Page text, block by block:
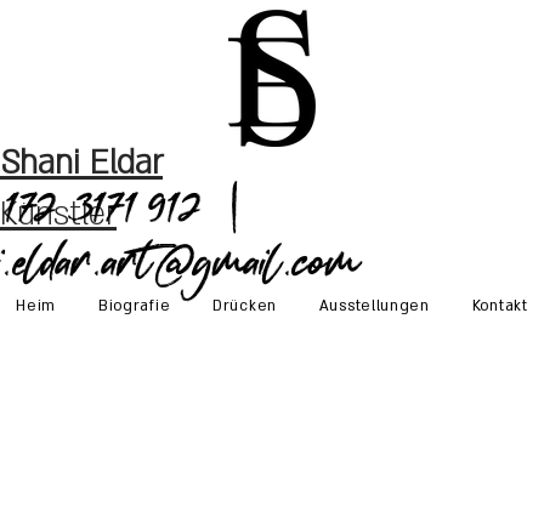
Shani Eldar
Künstler3171 912 |
Heim Biografie Drücken Ausstellungen Kontakt